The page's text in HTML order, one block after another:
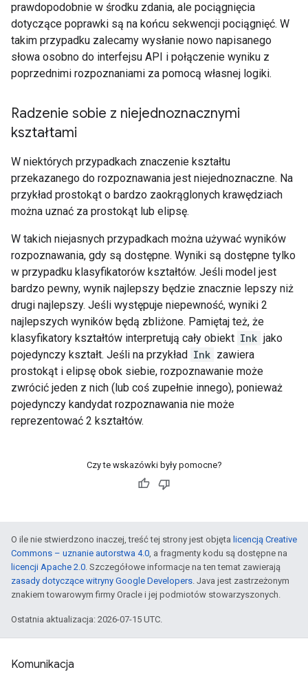
prawdopodobnie w środku zdania, ale pociągnięcia
dotyczące poprawki są na końcu sekwencji pociągnięć. W
takim przypadku zalecamy wysłanie nowo napisanego
słowa osobno do interfejsu API i połączenie wyniku z
poprzednimi rozpoznaniami za pomocą własnej logiki.
Radzenie sobie z niejednoznacznymi
kształtami
W niektórych przypadkach znaczenie kształtu
przekazanego do rozpoznawania jest niejednoznaczne. Na
przykład prostokąt o bardzo zaokrąglonych krawędziach
można uznać za prostokąt lub elipsę.
W takich niejasnych przypadkach można używać wyników
rozpoznawania, gdy są dostępne. Wyniki są dostępne tylko
w przypadku klasyfikatorów kształtów. Jeśli model jest
bardzo pewny, wynik najlepszy będzie znacznie lepszy niż
drugi najlepszy. Jeśli występuje niepewność, wyniki 2
najlepszych wyników będą zbliżone. Pamiętaj też, że
klasyfikatory kształtów interpretują cały obiekt Ink jako
pojedynczy kształt. Jeśli na przykład Ink zawiera
prostokąt i elipsę obok siebie, rozpoznawanie może
zwrócić jeden z nich (lub coś zupełnie innego), ponieważ
pojedynczy kandydat rozpoznawania nie może
reprezentować 2 kształtów.
Czy te wskazówki były pomocne?
O ile nie stwierdzono inaczej, treść tej strony jest objęta licencją Creative
Commons – uznanie autorstwa 4.0, a fragmenty kodu są dostępne na
licencji Apache 2.0. Szczegółowe informacje na ten temat zawierają
zasady dotyczące witryny Google Developers. Java jest zastrzeżonym
znakiem towarowym firmy Oracle i jej podmiotów stowarzyszonych.
Ostatnia aktualizacja: 2026-07-15 UTC.
Komunikacja